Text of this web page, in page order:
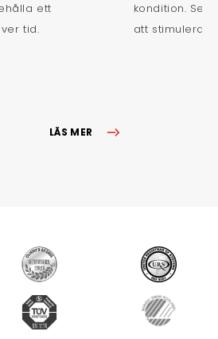
ett
tid.
LÄS MER
kondition.
att stimulera